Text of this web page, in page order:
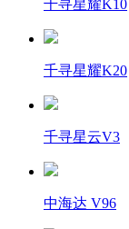
千寻星耀K10
千寻星耀K20
千寻星云V3
中海达 V96